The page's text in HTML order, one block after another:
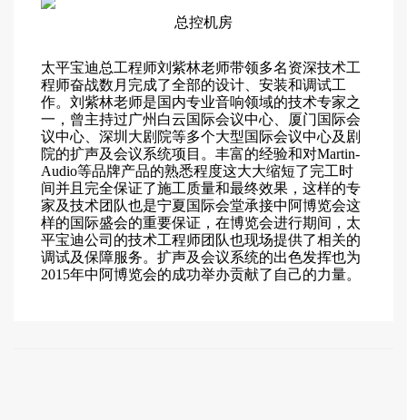
总控机房
太平宝迪总工程师刘紫林老师带领多名资深技术工
程师奋战数月完成了全部的设计、安装和调试工
作。刘紫林老师是国内专业音响领域的技术专家之
一，曾主持过广州白云国际会议中心、厦门国际会
议中心、深圳大剧院等多个大型国际会议中心及剧
院的扩声及会议系统项目。丰富的经验和对Martin-
Audio等品牌产品的熟悉程度这大大缩短了完工时
间并且完全保证了施工质量和最终效果，这样的专
家及技术团队也是宁夏国际会堂承接中阿博览会这
样的国际盛会的重要保证，在博览会进行期间，太
平宝迪公司的技术工程师团队也现场提供了相关的
调试及保障服务。扩声及会议系统的出色发挥也为
2015年中阿博览会的成功举办贡献了自己的力量。